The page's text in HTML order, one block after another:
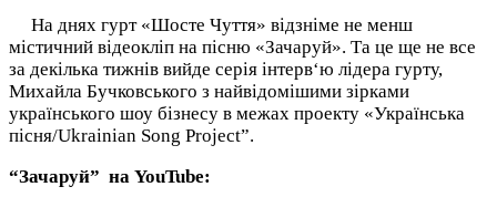
На днях гурт «Шосте Чуття» відзніме не менш
містичний відеокліп на пісню «Зачаруй». Та це ще не все
за декілька тижнів вийде серія інтерв‘ю лідера гурту,
Михайла Бучковського з найвідомішими зірками
українського шоу бізнесу в межах проекту «Українська
пісня/Ukrainian Song Project”.
“Зачаруй” на YouTube: